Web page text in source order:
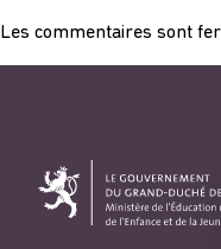
Les commentaires sont